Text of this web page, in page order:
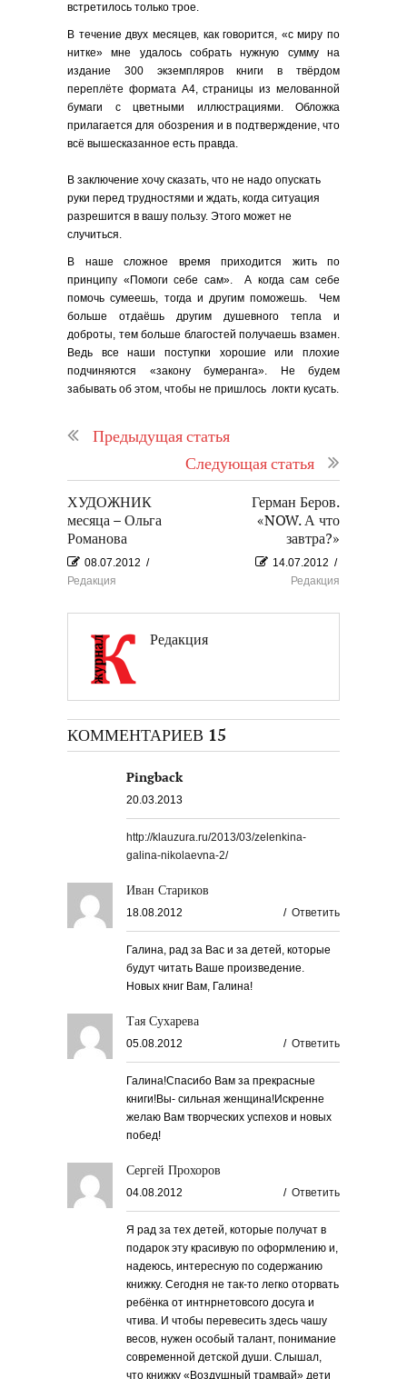
встретилось только трое.
В течение двух месяцев, как говорится, «с миру по
нитке» мне удалось собрать нужную сумму на
издание 300 экземпляров книги в твёрдом
переплёте формата А4, страницы из мелованной
бумаги с цветными иллюстрациями. Обложка
прилагается для обозрения и в подтверждение, что
всё вышесказанное есть правда.
В заключение хочу сказать, что не надо опускать
руки перед трудностями и ждать, когда ситуация
разрешится в вашу пользу. Этого может не
случиться.
В наше сложное время приходится жить по
принципу «Помоги себе сам». А когда сам себе
помочь сумеешь, тогда и другим поможешь. Чем
больше отдаёшь другим душевного тепла и
доброты, тем больше благостей получаешь взамен.
Ведь все наши поступки хорошие или плохие
подчиняются «закону бумеранга». Не будем
забывать об этом, чтобы не пришлось локти кусать.
Предыдущая статья
Следующая статья
ХУДОЖНИК
месяца – Ольга
Романова
08.07.2012 /
Редакция
Герман Беров.
«NOW. А что
завтра?»
14.07.2012 /
Редакция
Редакция
КОММЕНТАРИЕВ 15
Pingback
20.03.2013
http://klauzura.ru/2013/03/zelenkina-
galina-nikolaevna-2/
Иван Стариков
18.08.2012 / Ответить
Галина, рад за Вас и за детей, которые
будут читать Ваше произведение.
Новых книг Вам, Галина!
Тая Сухарева
05.08.2012 / Ответить
Галина!Спасибо Вам за прекрасные
книги!Вы- сильная женщина!Искренне
желаю Вам творческих успехов и новых
побед!
Сергей Прохоров
04.08.2012 / Ответить
Я рад за тех детей, которые получат в
подарок эту красивую по оформлению и,
надеюсь, интересную по содержанию
книжку. Сегодня не так-то легко оторвать
ребёнка от интнрнетовсого досуга и
чтива. И чтобы перевесить здесь чашу
весов, нужен особый талант, понимание
современной детской души. Слышал,
что книжку «Воздушный трамвай» дети